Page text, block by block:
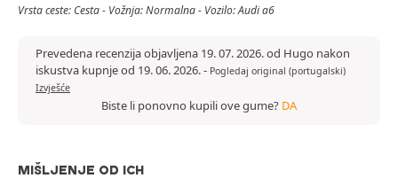
Vrsta ceste: Cesta - Vožnja: Normalna - Vozilo: Audi a6
Prevedena recenzija objavljena 19. 07. 2026. od Hugo nakon
iskustva kupnje od 19. 06. 2026.- Pogledaj original (portugalski)
Izvješće
Biste li ponovno kupili ove gume? DA
MIŠLJENJE OD ICH